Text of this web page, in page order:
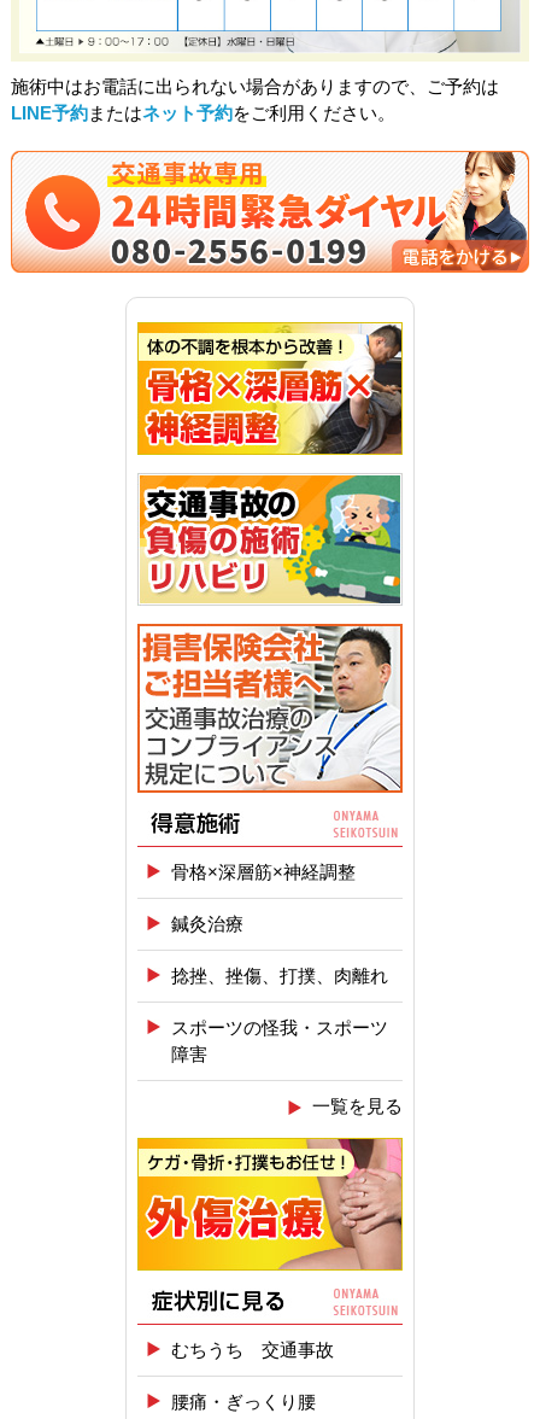
施術中はお電話に出られない場合がありますので、ご予約は
LINE予約またはネット予約をご利用ください。
骨格×深層筋×神経調整
鍼灸治療
捻挫、挫傷、打撲、肉離れ
スポーツの怪我・スポーツ
障害
一覧を見る
むちうち 交通事故
腰痛・ぎっくり腰